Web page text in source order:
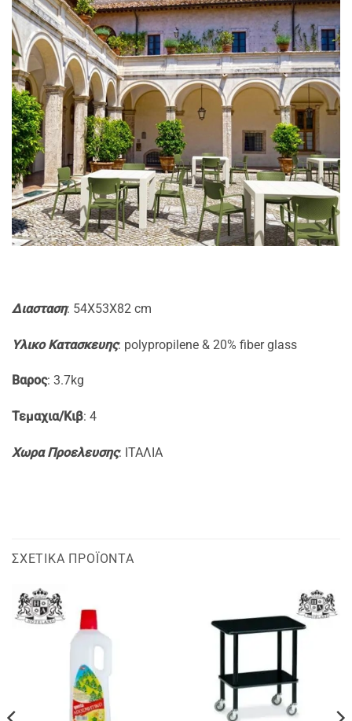
Διασταση: 54X53X82 cm
Yλικο Κατασκευης: polypropilene & 20% fiber glass
Βαρος: 3.7kg
Τεμαχια/Κιβ: 4
Xωρα Προελευσης: ITAΛΙΑ
ΣΧΕΤΙΚΆ ΠΡΟΪΌΝΤΑ